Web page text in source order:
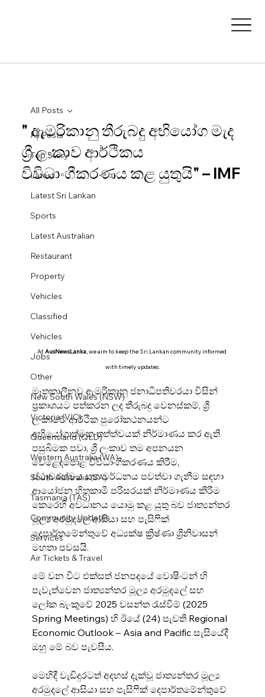
All Posts
Top Story
Latest
Latest Sri Lankan
Sports
Latest Australian
Restaurant
Property
Vehicles
Classified
Vehicles
Jobs
Other
New South Wales (NSW)
Victoria (VIC)
Queensland (QLD)
Western Australia (WA)
South Australia (SA)
Tasmania (TAS)
Community Updates
Services
Air Tickets & Travel
All Posts
" ඇමරිකානු තීරුබදු අභියෝග මැද
ශ්‍රී ලංකාව ආර්ථිකය
විවිධාංගීකරණය කළ යුතුයි" – IMF
At AusNewsLanka, we aim to keep the Sri Lankan community informed
with timely updates.
මෑතකාලීනව ඇමරිකානු ජනාධිපතිවරයා විසින්
ප්‍රකාශයට පත්කරන ලද තීරුබදු වෙනස්කම්, ශ්‍රී
ලංකාවේ ආර්ථික පුරෝකථනයන්ට
අභියෝගාත්මක තත්ත්වයක් නිර්මාණය කර ඇති
පසුබිමක පවා, ශ්‍රී ලංකාව තම අපනයන
වෙළෙඳපොළ විවිධාංගීකරණය කිරීම,
ස්ථාවරත්වය සහ වර්ධනය පවත්වා ගැනීම සඳහා
ආයෝජන හිතකාමී පරිසරයක් නිර්මාණය කිරීම
කෙරෙහි අවධානය යොමු කළ යුතු බව ජාත්‍යන්තර
මූල්‍ය අරමුදලේ ආසියා සහ පැසිෆික්
දෙපාර්තමේන්තුවේ අධ්‍යක්ෂ ක්‍රිෂ්ණා ශ්‍රීනිවාසන්
මහතා පවසයි.
මේ වන විට එක්සත් ජනපදයේ වොෂිංටන් හි
පැවැත්වෙන ජාත්‍යන්තර මූල්‍ය අරමුදලේ සහ
ලෝක බැංකුවේ 2025 වසන්ත රැස්වීම් (2025
Spring Meetings) හි ඊයේ (24) පැවති Regional
Economic Outlook – Asia and Pacific සැසියේදී
ඔහු මේ බව පැවසීය.
මෙහිදී වැඩිදුරටත් අදහස් දැක්වූ ජාත්‍යන්තර මූල්‍ය
අරමුදලේ ආසියා සහ පැසිෆික් දෙපාර්තමේන්තුවේ